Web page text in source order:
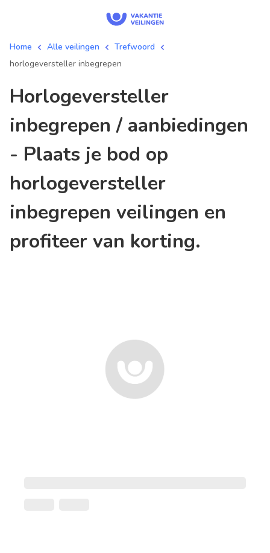
Home Alle veilingen
Trefwoord
horlogeversteller inbegrepen
horlogeversteller
inbegrepen / aanbiedingen
- Plaats je bod op
horlogeversteller
inbegrepen veilingen en
profiteer van korting.